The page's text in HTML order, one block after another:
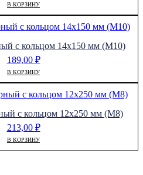
В КОРЗИНУ
с кольцом 14х150 мм (М10)
189,00 ₽
В КОРЗИНУ
с кольцом 12х250 мм (М8)
213,00 ₽
В КОРЗИНУ